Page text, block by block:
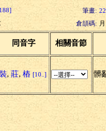
筆畫: 22
倉頡碼:
同音字 相關音節
, 莊, 樁 [10..] 髒